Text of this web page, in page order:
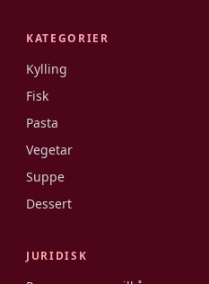
KATEGORIER
Kylling
Fisk
Pasta
Vegetar
Suppe
Dessert
JURIDISK